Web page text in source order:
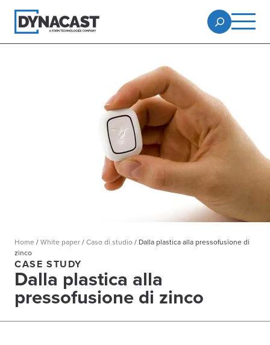
Home /White paper/Caso di studio/ Dalla plastica alla pressofusione di
zinco
CASE STUDY
Dalla plastica alla
pressofusione di zinco